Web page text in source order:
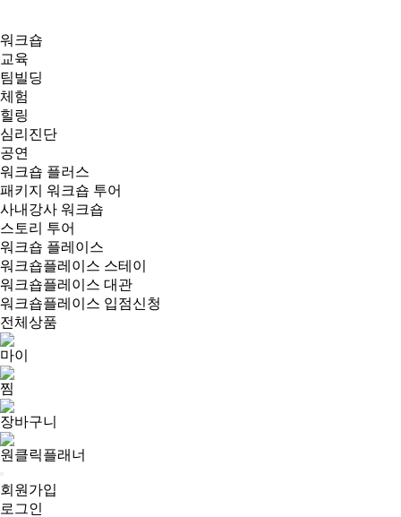
워크숍
교육
팀빌딩
체험
힐링
심리진단
공연
워크숍 플러스
패키지 워크숍 투어
사내강사 워크숍
스토리 투어
워크숍 플레이스
워크숍플레이스 스테이
워크숍플레이스 대관
워크숍플레이스 입점신청
전체상품
마이
찜
장바구니
원클릭플래너
회원가입
로그인